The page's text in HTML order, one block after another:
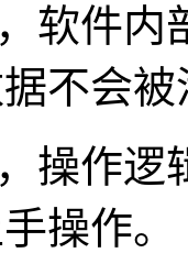
软件
不会被
操作
操作。